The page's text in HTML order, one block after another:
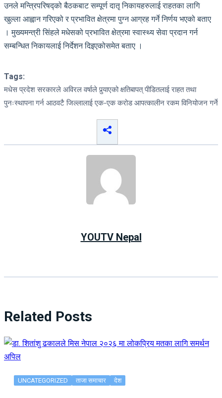
उनले मन्त्रिपरिषद्को बैठकबाट सम्पूर्ण दातृ निकायहरुलाई राहतका लागि
खुल्ला आह्वान गरिएको र प्रभावित क्षेत्रमा पुग्न आग्रह गर्ने निर्णय भएको बताए
। मुख्यमन्त्री सिंहले मधेसको प्रभावित क्षेत्रमा स्वास्थ्य सेवा प्रदान गर्न
सम्बन्धित निकायलाई निर्देशन दिइएकोसमेत बताए ।
Tags:
मधेस प्रदेश सरकारले अविरल वर्षाले पुर्‍याएको क्षतिबापत् पीडितलाई राहत तथा
पुनःस्थापना गर्न आठवटै जिल्लालाई एक-एक करोड आपत्कालीन रकम विनियोजन गर्ने
YOUTV Nepal
Related Posts
UNCATEGORIZED ताजा समाचार देश